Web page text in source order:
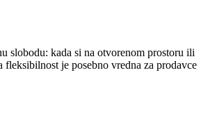
slobodu: kada si na otvorenom prostoru ili
je posebno vredna za prodavce